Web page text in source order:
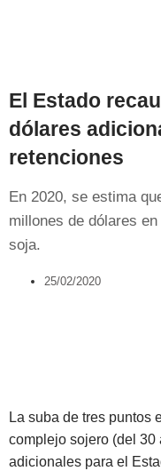
El Estado
dólares
retenciones
En 2020, se estima
millones de dólares
soja.
25/02/2020
La suba de tres puntos
complejo sojero (del 30
adicionales para el